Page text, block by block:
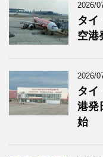
2026/
タイ
空港
2026/
タイ
港発
始